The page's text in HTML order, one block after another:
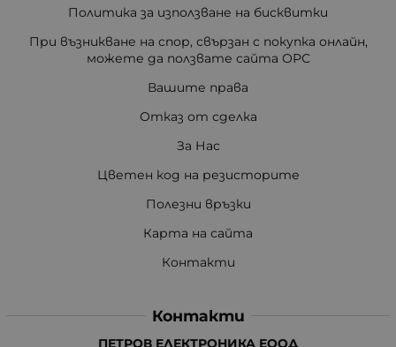
Политика за използване на бисквитки
При възникване на спор, свързан с покупка онлайн,
можете да ползвате сайта ОРС
Вашите права
Отказ от сделка
За Нас
Цветен код на резисторите
Полезни връзки
Карта на сайта
Контакти
Контакти
ПЕТРОВ ЕЛЕКТРОНИКА ЕООД